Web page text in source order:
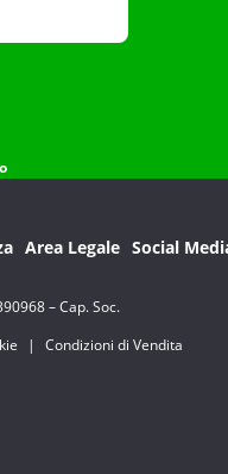
Area Legale Social
– Cap. Soc.
|
Condizioni di Vendita